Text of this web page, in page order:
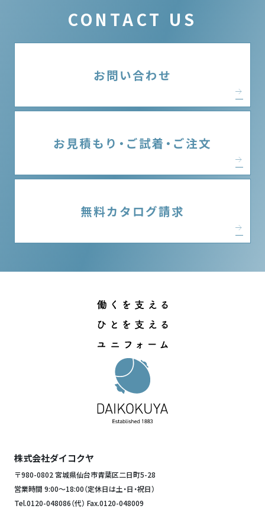
CONTACT US
お問い合わせ
お見積もり・ご試着・ご注文
無料カタログ請求
株式会社ダイコクヤ
〒980-0802 宮城県仙台市青葉区二日町5-28
営業時間 9:00～18:00（定休日は土・日・祝日）
Tel.0120-048086（代） Fax.0120-048009